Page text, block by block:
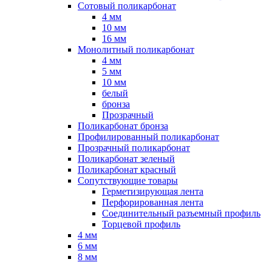
Сотовый поликарбонат
4 мм
10 мм
16 мм
Монолитный поликарбонат
4 мм
5 мм
10 мм
белый
бронза
Прозрачный
Поликарбонат бронза
Профилированный поликарбонат
Прозрачный поликарбонат
Поликарбонат зеленый
Поликарбонат красный
Сопутствующие товары
Герметизирующая лента
Перфорированная лента
Соединительный разъемный профиль
Торцевой профиль
4 мм
6 мм
8 мм